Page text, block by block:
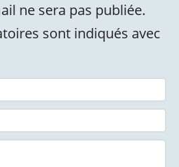
ne sera pas publiée.
sont indiqués avec